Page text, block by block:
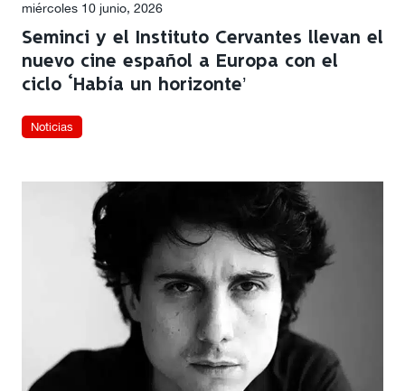
miércoles 10 junio, 2026
Seminci y el Instituto Cervantes llevan el
nuevo cine español a Europa con el
ciclo ‘Había un horizonte’
Noticias